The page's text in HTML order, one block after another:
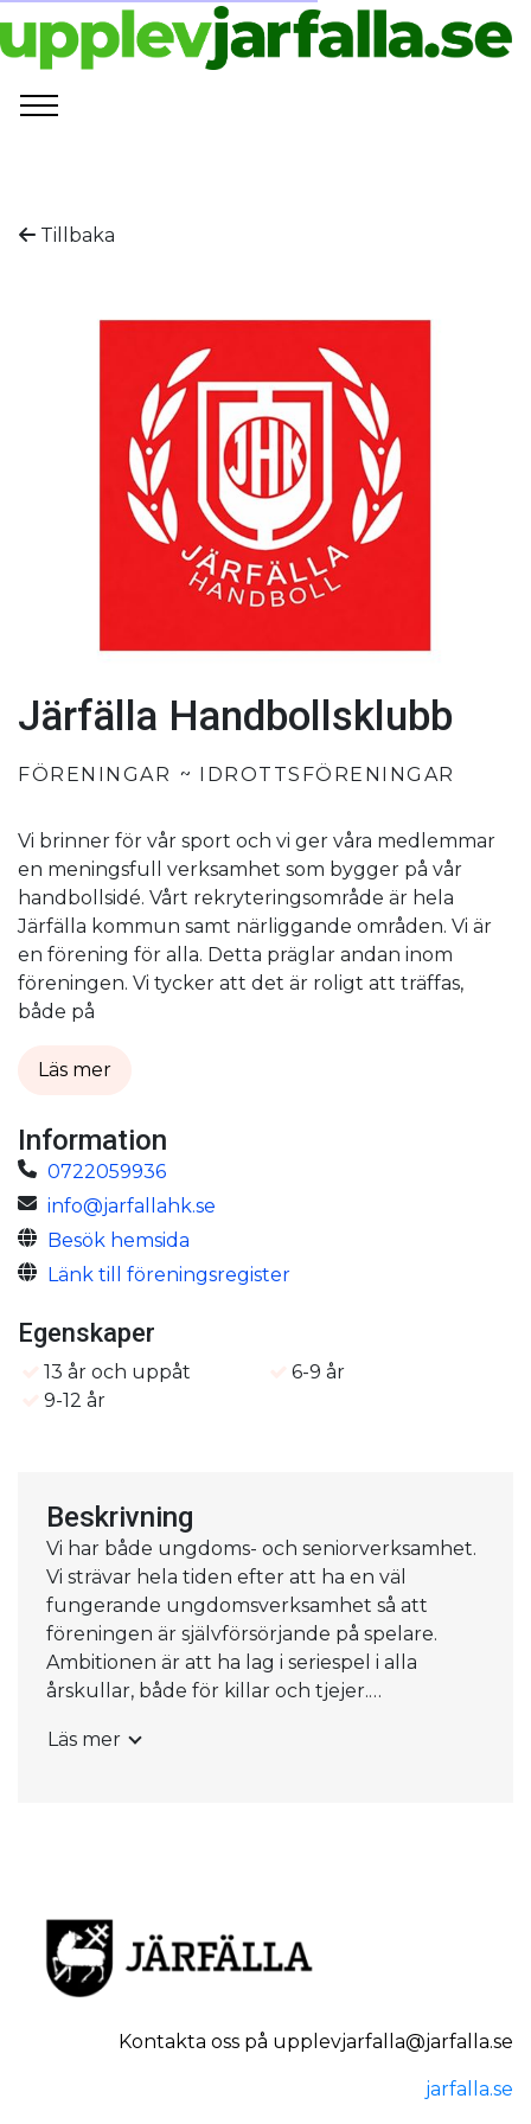
Tillbaka
Järfälla Handbollsklubb
FÖRENINGAR IDROTTSFÖRENINGAR
Vi brinner för vår sport och vi ger våra medlemmar
en meningsfull verksamhet som bygger på vår
handbollsidé. Vårt rekryteringsområde är hela
Järfälla kommun samt närliggande områden. Vi är
en förening för alla. Detta präglar andan inom
föreningen. Vi tycker att det är roligt att träffas,
både på
Läs mer
Information
0722059936
info@jarfallahk.se
Besök hemsida
Länk till föreningsregister
Egenskaper
13 år och uppåt
6-9 år
9-12 år
Beskrivning
Vi har både ungdoms- och seniorverksamhet.
Vi strävar hela tiden efter att ha en väl
fungerande ungdomsverksamhet så att
föreningen är självförsörjande på spelare.
Ambitionen är att ha lag i seriespel i alla
årskullar, både för killar och tjejer.
Vi spelar för att vinna varje match och gör
Läs mer
Kontakta oss på upplevjarfalla@jarfalla.se
jarfalla.se